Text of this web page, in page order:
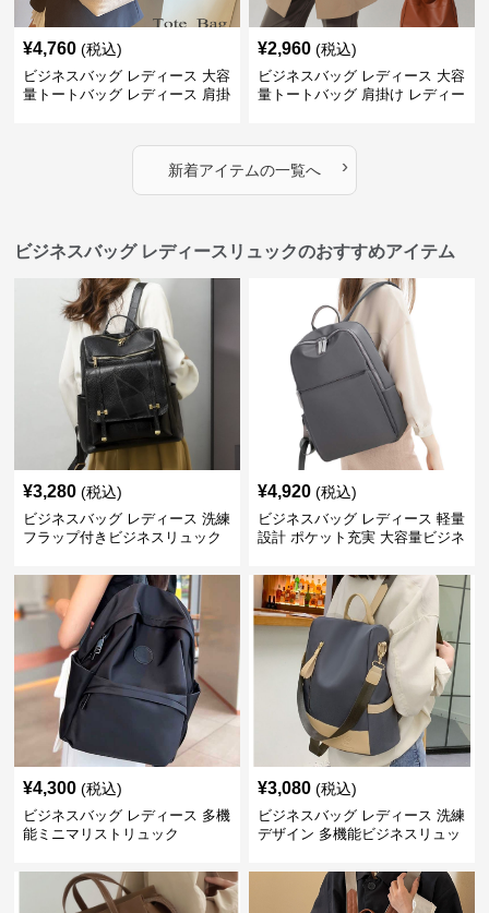
¥4,760 (税込)
ビジネスバッグ レディース 大容
量トートバッグ レディース 肩掛
¥2,960 (税込)
ビジネスバッグ レディース 大容
量トートバッグ 肩掛け レディー
新着アイテムの一覧へ ›
ビジネスバッグ レディースリュックのおすすめアイテム
¥3,280 (税込)
ビジネスバッグ レディース 洗練
フラップ付きビジネスリュック
¥4,920 (税込)
ビジネスバッグ レディース 軽量
設計 ポケット充実 大容量ビジネ
¥4,300 (税込)
ビジネスバッグ レディース 多機
能ミニマリストリュック
¥3,080 (税込)
ビジネスバッグ レディース 洗練
デザイン 多機能ビジネスリュッ